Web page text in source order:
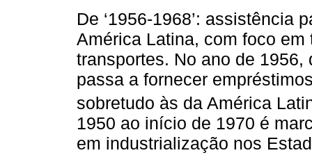
De ‘1956-1968’: assistência
América Latina, com foco
transportes. No ano de
passa a fornecer
sobretudo às da América
1950 ao início de 1970 é
em industrialização nos